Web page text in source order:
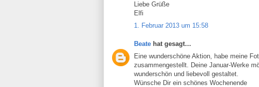
Liebe Grüße
Elfi
1. Februar 2013 um 15:58
Beate hat gesagt…
Eine wunderschöne Aktion, habe meine
zusammengestellt. Deine Januar-Werke
wunderschön und liebevoll gestaltet.
Wünsche Dir ein schönes Wochenende